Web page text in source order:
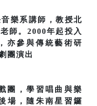
樂系講師，教授北
師。2000年起投入
亦參與傳統藝術研
團演出
團，學習唱曲與樂
場，隨朱南星習鑼